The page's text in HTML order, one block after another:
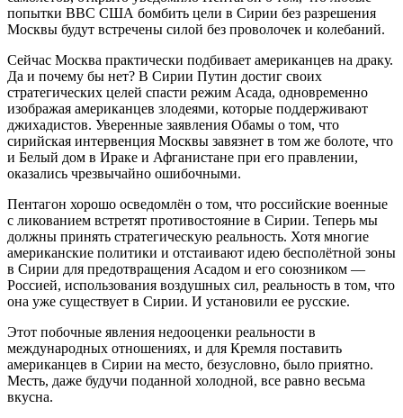
попытки ВВС США бомбить цели в Сирии без разрешения
Москвы будут встречены силой без проволочек и колебаний.
Сейчас Москва практически подбивает американцев на драку.
Да и почему бы нет? В Сирии Путин достиг своих
стратегических целей спасти режим Асада, одновременно
изображая американцев злодеями, которые поддерживают
джихадистов. Уверенные заявления Обамы о том, что
сирийская интервенция Москвы завязнет в том же болоте, что
и Белый дом в Ираке и Афганистане при его правлении,
оказались чрезвычайно ошибочными.
Пентагон хорошо осведомлён о том, что российские военные
с ликованием встретят противостояние в Сирии. Теперь мы
должны принять стратегическую реальность. Хотя многие
американские политики и отстаивают идею бесполётной зоны
в Сирии для предотвращения Асадом и его союзником —
Россией, использования воздушных сил, реальность в том, что
она уже существует в Сирии. И установили ее русские.
Этот побочные явления недооценки реальности в
международных отношениях, и для Кремля поставить
американцев в Сирии на место, безусловно, было приятно.
Месть, даже будучи поданной холодной, все равно весьма
вкусна.